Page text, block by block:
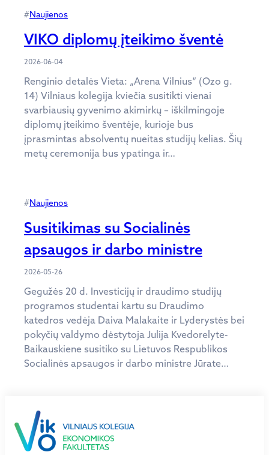
#Naujienos
VIKO diplomų įteikimo šventė
2026-06-04
Renginio detalės Vieta: „Arena Vilnius“ (Ozo g.
14) Vilniaus kolegija kviečia susitikti vienai
svarbiausių gyvenimo akimirkų – iškilmingoje
diplomų įteikimo šventėje, kurioje bus
įprasmintas absolventų nueitas studijų kelias. Šių
metų ceremonija bus ypatinga ir…
#Naujienos
Susitikimas su Socialinės
apsaugos ir darbo ministre
2026-05-26
Gegužės 20 d. Investicijų ir draudimo studijų
programos studentai kartu su Draudimo
katedros vedėja Daiva Malakaite ir Lyderystės bei
pokyčių valdymo dėstytoja Julija Kvedorelyte-
Baikauskiene susitiko su Lietuvos Respublikos
Socialinės apsaugos ir darbo ministre Jūrate…